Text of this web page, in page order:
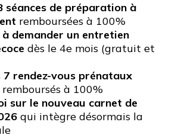
séances de préparation à
remboursées à 100%
à demander un entretien
dès le 4e mois (gratuit et
7 rendez-vous prénataux
remboursés à 100%
sur le nouveau carnet de
qui intègre désormais la